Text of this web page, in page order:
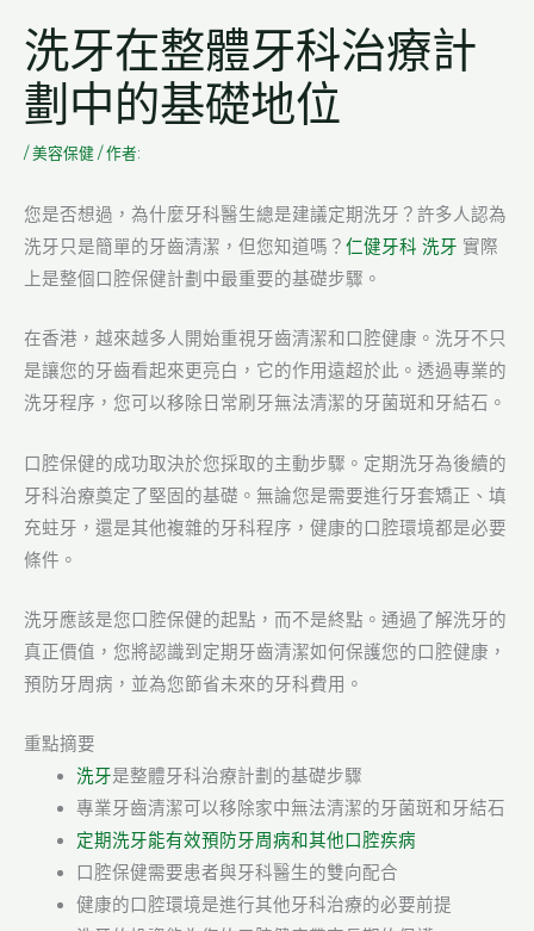
洗牙在整體牙科治療計
劃中的基礎地位
/ 美容保健 / 作者:
您是否想過，為什麼牙科醫生總是建議定期洗牙？許多人認為
洗牙只是簡單的牙齒清潔，但您知道嗎？ 仁健牙科 洗牙 實際
上是整個口腔保健計劃中最重要的基礎步驟。
在香港，越來越多人開始重視牙齒清潔和口腔健康。洗牙不只
是讓您的牙齒看起來更亮白，它的作用遠超於此。透過專業的
洗牙程序，您可以移除日常刷牙無法清潔的牙菌斑和牙結石。
口腔保健的成功取決於您採取的主動步驟。定期洗牙為後續的
牙科治療奠定了堅固的基礎。無論您是需要進行牙套矯正、填
充蛀牙，還是其他複雜的牙科程序，健康的口腔環境都是必要
條件。
洗牙應該是您口腔保健的起點，而不是終點。通過了解洗牙的
真正價值，您將認識到定期牙齒清潔如何保護您的口腔健康，
預防牙周病，並為您節省未來的牙科費用。
重點摘要
洗牙是整體牙科治療計劃的基礎步驟
專業牙齒清潔可以移除家中無法清潔的牙菌斑和牙結石
定期洗牙能有效預防牙周病和其他口腔疾病
口腔保健需要患者與牙科醫生的雙向配合
健康的口腔環境是進行其他牙科治療的必要前提